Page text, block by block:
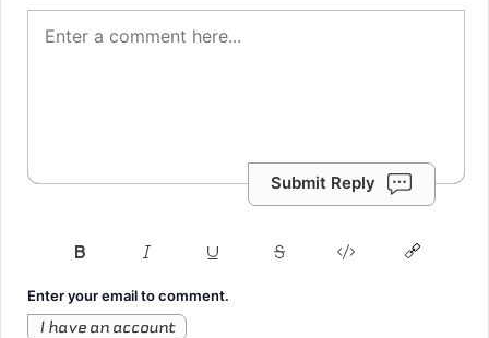
Submit Reply
Enter your email to comment.
I have an account